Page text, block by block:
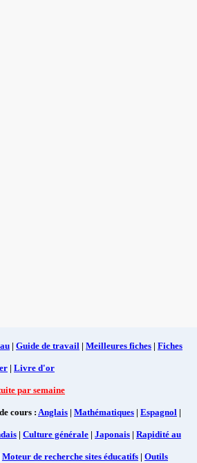
| Guide de travail | Meilleures fiches | Fiches
| Livre d'or
par semaine
cours : Anglais | Mathématiques | Espagnol |
| Culture générale | Japonais | Rapidité au
Moteur de recherche sites éducatifs | Outils